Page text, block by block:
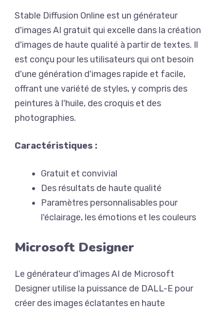
Stable Diffusion Online est un générateur
d'images AI gratuit qui excelle dans la création
d'images de haute qualité à partir de textes. Il
est conçu pour les utilisateurs qui ont besoin
d'une génération d'images rapide et facile,
offrant une variété de styles, y compris des
peintures à l'huile, des croquis et des
photographies.
Caractéristiques :
Gratuit et convivial
Des résultats de haute qualité
Paramètres personnalisables pour
l'éclairage, les émotions et les couleurs
Microsoft Designer
Le générateur d'images AI de Microsoft
Designer utilise la puissance de DALL-E pour
créer des images éclatantes en haute